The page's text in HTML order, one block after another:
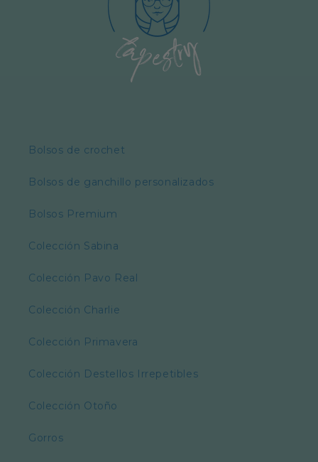
Bolsos de crochet
Bolsos de ganchillo personalizados
Bolsos Premium
Colección Sabina
Colección Pavo Real
Colección Charlie
Colección Primavera
Colección Destellos Irrepetibles
Colección Otoño
Gorros